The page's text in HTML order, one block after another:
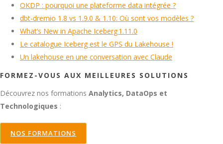
OKDP : pourquoi une plateforme data intégrée ?
dbt-dremio 1.8 vs 1.9.0 & 1.10: Où sont vos modèles ?
What’s New in Apache Iceberg 1.11.0
Le catalogue Iceberg est le GPS du Lakehouse !
Un lakehouse en une conversation avec Claude
FORMEZ-VOUS AUX MEILLEURES SOLUTIONS
Découvrez nos formations Analytics, DataOps et
Technologiques :
NOS FORMATIONS